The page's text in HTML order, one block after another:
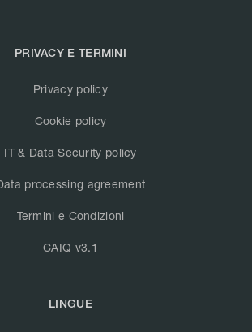
PRIVACY E TERMINI
Privacy policy
Cookie policy
IT & Data Security policy
processing agreement
Termini e Condizioni
CAIQ v3.1
LINGUE